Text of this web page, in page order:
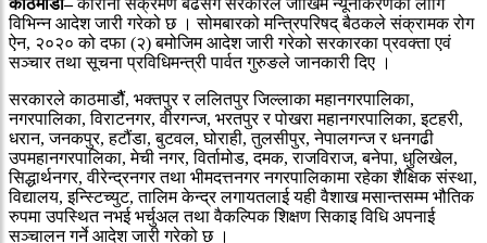
विभिन्न आदेश जारी गरेको छ । सोमबारको मन्त्रिपरिषद् बैठकले संक्रामक रोग
ऐन, २०२० को दफा (२) बमोजिम आदेश जारी गरेको सरकारका प्रवक्ता एवं
सञ्चार तथा सूचना प्रविधिमन्त्री पार्वत गुरुङले जानकारी दिए ।
सरकारले काठमाडौैं, भक्तपुर र ललितपुर जिल्लाका महानगरपालिका,
नगरपालिका, विराटनगर, वीरगन्ज, भरतपुर र पोखरा महानगरपालिका, इटहरी,
धरान, जनकपुर, हटौंडा, बुटवल, घोराही, तुलसीपुर, नेपालगन्ज र धनगढी
उपमहानगरपालिका, मेची नगर, विर्तामोड, दमक, राजविराज, बनेपा, धुलिखेल,
सिद्धार्थनगर, वीरेन्द्रनगर तथा भीमदत्तनगर नगरपालिकामा रहेका शैक्षिक संस्था,
विद्यालय, इन्स्टिच्युट, तालिम केन्द्र लगायतलाई यही वैशाख मसान्तसम्म भौतिक
रुपमा उपस्थित नभई भर्चुअल तथा वैकल्पिक शिक्षण सिकाइ विधि अपनाई
सञ्चालन गर्ने आदेश जारी गरेको छ ।